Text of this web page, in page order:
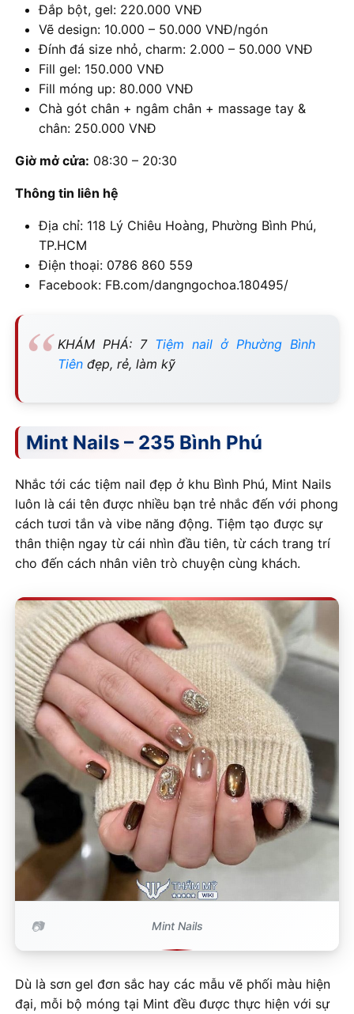
Đắp bột, gel: 220.000 VNĐ
Vẽ design: 10.000 – 50.000 VNĐ/ngón
Đính đá size nhỏ, charm: 2.000 – 50.000 VNĐ
Fill gel: 150.000 VNĐ
Fill móng up: 80.000 VNĐ
Chà gót chân + ngâm chân + massage tay &
chân: 250.000 VNĐ
Giờ mở cửa: 08:30 – 20:30
Thông tin liên hệ
Địa chỉ: 118 Lý Chiêu Hoàng, Phường Bình Phú,
TP.HCM
Điện thoại: 0786 860 559
Facebook: FB.com/dangngochoa.180495/
KHÁM PHÁ: 7 Tiệm nail ở Phường Bình
Tiên đẹp, rẻ, làm kỹ
Mint Nails – 235 Bình Phú
Nhắc tới các tiệm nail đẹp ở khu Bình Phú, Mint Nails
luôn là cái tên được nhiều bạn trẻ nhắc đến với phong
cách tươi tắn và vibe năng động. Tiệm tạo được sự
thân thiện ngay từ cái nhìn đầu tiên, từ cách trang trí
cho đến cách nhân viên trò chuyện cùng khách.
Mint Nails
Dù là sơn gel đơn sắc hay các mẫu vẽ phối màu hiện
đại, mỗi bộ móng tại Mint đều được thực hiện với sự